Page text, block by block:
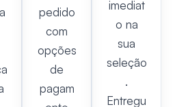
pedido
com
opções
de
pagam
imediat
o na
sua
seleção
.
Entregu